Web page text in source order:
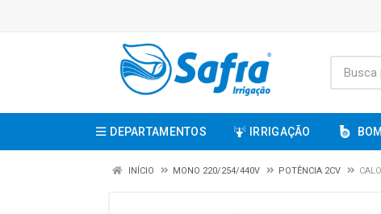
DEPARTAMENTOS IRRIGAÇÃO
INÍCIO MONO 220/254/440V POTÊNCIA 2CV